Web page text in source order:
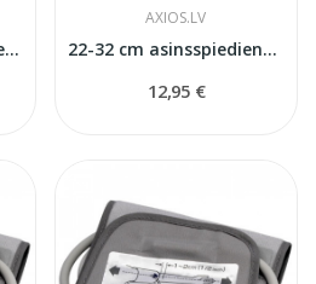
Mehaniska asinsspiediena mērītāja manšete
AXIOS.LV
22-32 cm asinsspiediena mērītaja manšete...
12,95 €